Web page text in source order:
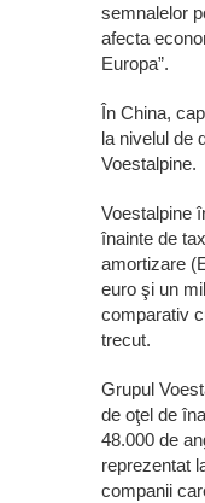
semnalelor
afecta
Europa”.
În China,
la nivelul de
Voestalpine.
Voestalpine
înainte de
amortizare
euro şi un
comparativ
trecut.
Grupul
de oţel de
48.000 de
reprezentat
companii